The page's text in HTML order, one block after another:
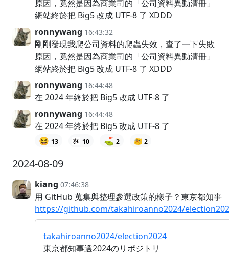
原因，竟然是因為商業司的「公司資料異動清冊」
網站終於把 Big5 改成 UTF-8 了 XDDD
ronnywang 16:43:32
剛剛發現我爬公司資料的爬蟲失效，查了一下失敗
原因，竟然是因為商業司的「公司資料異動清冊」
網站終於把 Big5 改成 UTF-8 了 XDDD
ronnywang 16:44:48
在 2024 年終於把 Big5 改成 UTF-8 了
ronnywang 16:44:48
在 2024 年終於把 Big5 改成 UTF-8 了
😆 13 10 ⛳ 2 2
2024-08-09
kiang 07:46:38
用 GitHub 蒐集與整理參選政策的樣子？東京都知事
https://github.com/takahiroanno2024/
takahiroanno2024/election2024
東京都知事選2024のリポジトリ